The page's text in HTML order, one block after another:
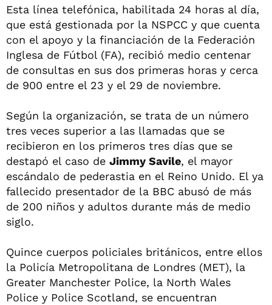
Esta línea telefónica, habilitada 24 horas al día,
que está gestionada por la NSPCC y que cuenta
con el apoyo y la financiación de la Federación
Inglesa de Fútbol (FA), recibió medio centenar
de consultas en sus dos primeras horas y cerca
de 900 entre el 23 y el 29 de noviembre.
Según la organización, se trata de un número
tres veces superior a las llamadas que se
recibieron en los primeros tres días que se
destapó el caso de Jimmy Savile, el mayor
escándalo de pederastia en el Reino Unido. El ya
fallecido presentador de la BBC abusó de más
de 200 niños y adultos durante más de medio
siglo.
Quince cuerpos policiales británicos, entre ellos
la Policía Metropolitana de Londres (MET), la
Greater Manchester Police, la North Wales
Police y Police Scotland, se encuentran